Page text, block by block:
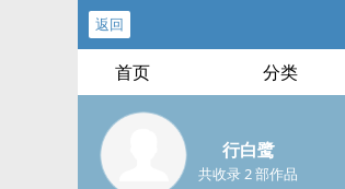
返回
首页 分类
行白鹭
共收录 2 部作品